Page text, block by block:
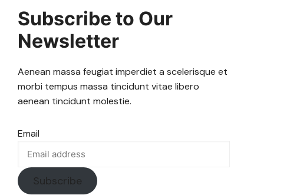
Subscribe to Our
Newsletter
Aenean massa feugiat imperdiet a scelerisque et
morbi tempus massa tincidunt vitae libero
aenean tincidunt molestie.
Email
Subscribe